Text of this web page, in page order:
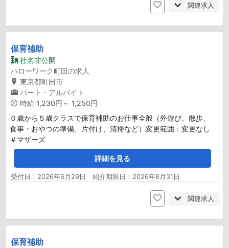
関連求人
保育補助
社名非公開
ハローワーク町田の求人
東京都町田市
パート・アルバイト
時給 1,230円～ 1,250円
０歳から５歳クラスで保育補助のお仕事全般（外遊び、散歩、
食事・おやつの準備、片付け、清掃など）変更範囲：変更なし
＃マザーズ
詳細を見る
受付日：2026年6月29日 紹介期限日：2026年8月31日
関連求人
保育補助